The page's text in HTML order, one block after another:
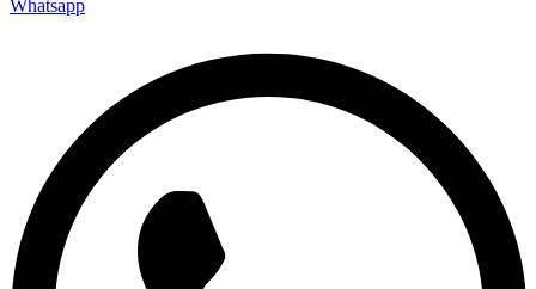
Whatsapp